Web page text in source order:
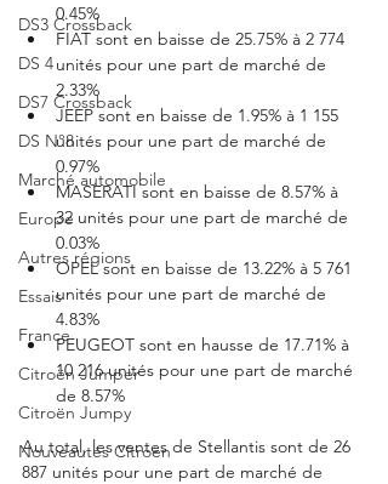
DS3 Crossback
DS 4
DS7 Crossback
DS N°8
Marché automobile
Europe
Autres régions
Essais
France
Citroën Jumper
Citroën Jumpy
Nouveautés Citroën
0.45%
FIAT sont en baisse de 25.75% à 2 774
unités pour une part de marché de
2.33%
JEEP sont en baisse de 1.95% à 1 155
unités pour une part de marché de
0.97%
MASERATI sont en baisse de 8.57% à
32 unités pour une part de marché de
0.03%
OPEL sont en baisse de 13.22% à 5 761
unités pour une part de marché de
4.83%
PEUGEOT sont en hausse de 17.71% à
10 216 unités pour une part de marché
de 8.57%
Au total, les ventes de Stellantis sont de 26
887 unités pour une part de marché de